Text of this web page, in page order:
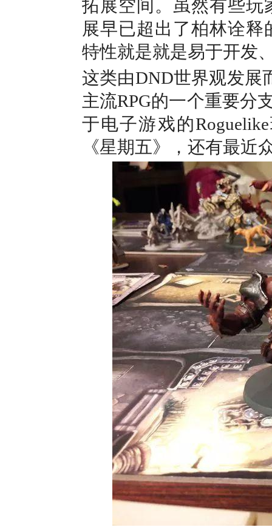
拓展空间。虽然有些玩
展早已超出了柏林诠释
特性就是就是易于开发
这类由DND世界观发展
主流RPG的一个重要分
于电子游戏的
《星期五》，还有最